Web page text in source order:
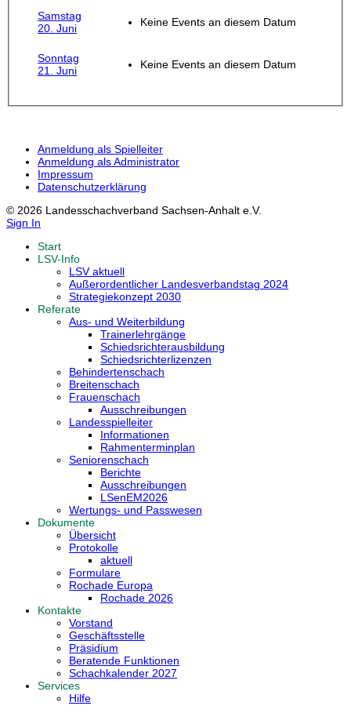
Samstag
20. Juni
Keine Events an diesem Datum
Sonntag
21. Juni
Keine Events an diesem Datum
Anmeldung als Spielleiter
Anmeldung als Administrator
Impressum
Datenschutzerklärung
© 2026 Landesschachverband Sachsen-Anhalt e.V.
Sign In
Start
LSV-Info
LSV aktuell
Außerordentlicher Landesverbandstag 2024
Strategiekonzept 2030
Referate
Aus- und Weiterbildung
Trainerlehrgänge
Schiedsrichterausbildung
Schiedsrichterlizenzen
Behindertenschach
Breitenschach
Frauenschach
Ausschreibungen
Landesspielleiter
Informationen
Rahmenterminplan
Seniorenschach
Berichte
Ausschreibungen
LSenEM2026
Wertungs- und Passwesen
Dokumente
Übersicht
Protokolle
aktuell
Formulare
Rochade Europa
Rochade 2026
Kontakte
Vorstand
Geschäftsstelle
Präsidium
Beratende Funktionen
Schachkalender 2027
Services
Hilfe